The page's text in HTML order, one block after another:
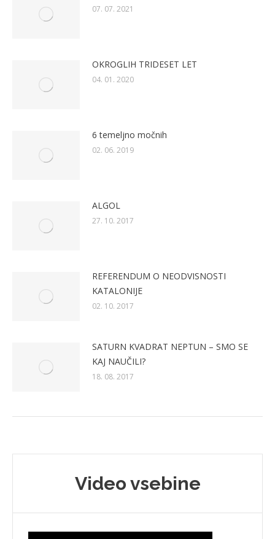
07. 07. 2021
OKROGLIH TRIDESET LET
04. 01. 2020
6 temeljno močnih
02. 06. 2019
ALGOL
27. 10. 2017
REFERENDUM O NEODVISNOSTI
KATALONIJE
02. 10. 2017
SATURN KVADRAT NEPTUN – SMO SE
KAJ NAUČILI?
18. 08. 2017
Video vsebine